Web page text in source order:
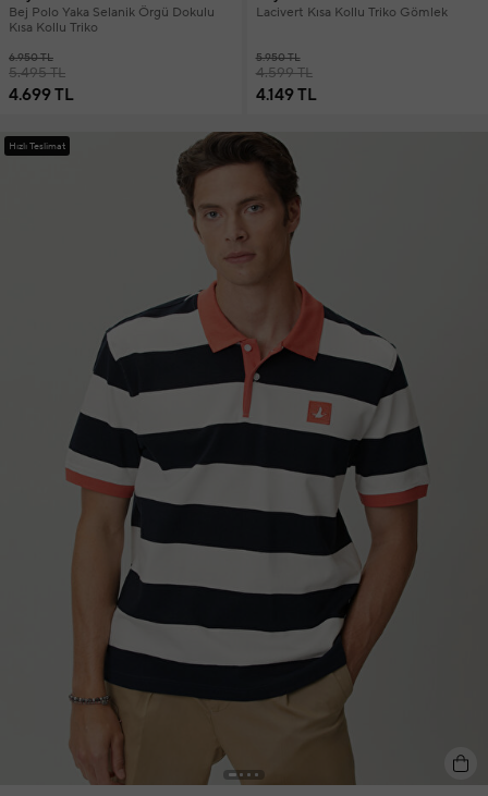
Bej Polo Yaka Selanik Örgü Dokulu
Kısa Kollu Triko
6.950 TL
5.495 TL
4.699 TL
Lacivert Kısa Kollu Triko Gömlek
5.950 TL
4.599 TL
4.149 TL
Hızlı Teslimat